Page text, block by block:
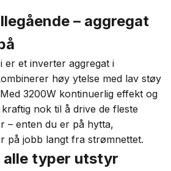
– aggregat
er et inverter aggregat i
høy ytelse med lav støy
3200W kontinuerlig effekt og
nok til å drive de fleste
– enten du er på hytta,
på jobb langt fra strømnettet.
alle typer utstyr